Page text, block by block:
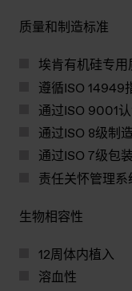
质量和制造标准
埃肯有机硅专
遵循ISO 14949
通过ISO 9001
通过ISO 8级制
通过ISO 7级包
责任关怀管理系
生物相容性
12周体内植入
溶血性